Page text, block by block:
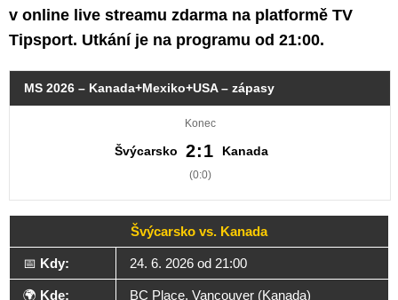
v online live streamu zdarma na platformě TV
Tipsport. Utkání je na programu od 21:00.
MS 2026 – Kanada+Mexiko+USA – zápasy
Konec
Švýcarsko 2:1 Kanada
(0:0)
Švýcarsko vs. Kanada
📅 Kdy: 24. 6. 2026 od 21:00
🌍 Kde: BC Place, Vancouver (Kanada)